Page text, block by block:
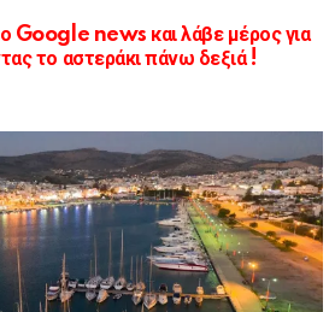
Google news και λάβε μέρος για
το αστεράκι πάνω δεξιά !